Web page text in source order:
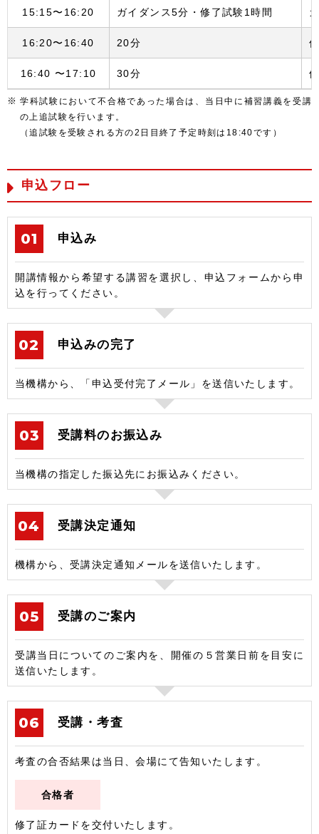
15:15〜16:20 ガイダンス5分・修了試験1時間
16:20〜16:40 20分
16:40 〜17:10 30分
学科試験において不合格であった場合は、当日中に補習講義を受講
の上追試験を行います。
（追試験を受験される方の2日目終了予定時刻は18:40です）
申込フロー
申込み
開講情報から希望する講習を選択し、申込フォームから申
込を行ってください。
申込みの完了
当機構から、「申込受付完了メール」を送信いたします。
受講料のお振込み
当機構の指定した振込先にお振込みください。
受講決定通知
機構から、受講決定通知メールを送信いたします。
受講のご案内
受講当日についてのご案内を、開催の５営業日前を目安に
送信いたします。
受講・考査
考査の合否結果は当日、会場にて告知いたします。
合格者
修了証カードを交付いたします。